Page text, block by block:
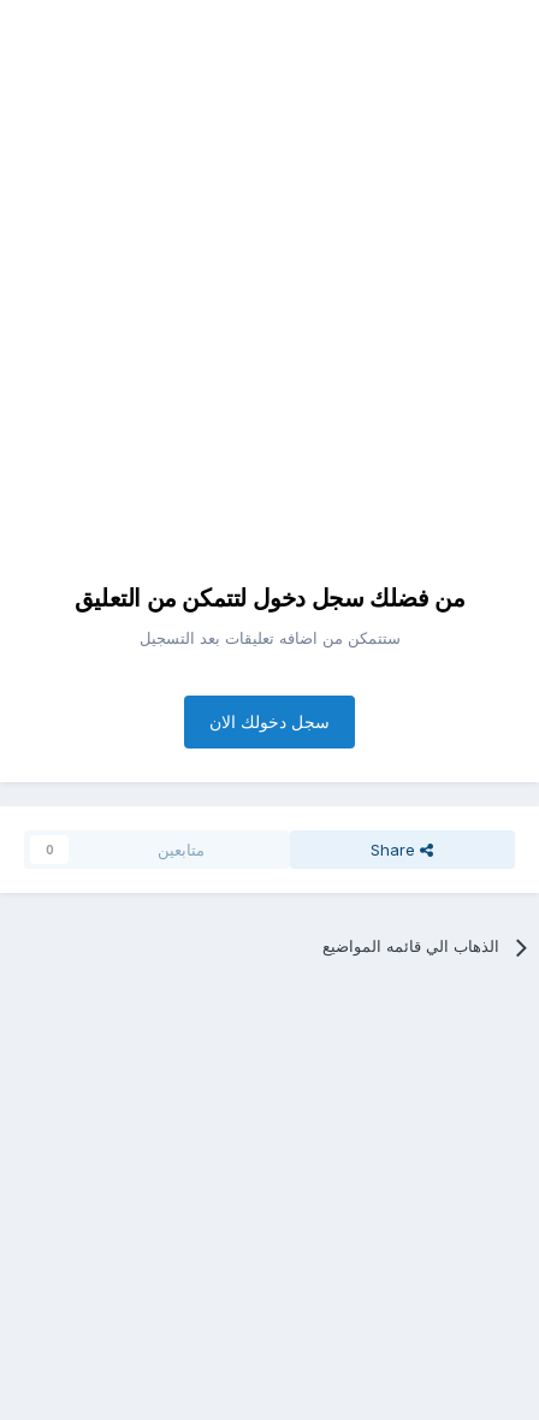
من فضلك سجل دخول لتتمكن من التعليق
ستتمكن من اضافه تعليقات بعد التسجيل
سجل دخولك الان
Share متابعين 0
الذهاب الي قائمه المواضيع